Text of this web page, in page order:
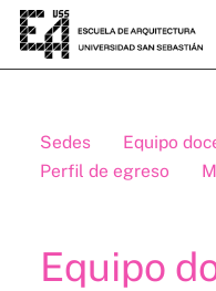
Sedes Equipo
Perfil de egreso
Equipo